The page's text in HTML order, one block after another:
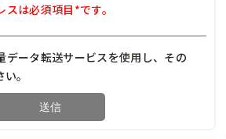
は必須項目*です。
データ転送サービスを使用し、その
。